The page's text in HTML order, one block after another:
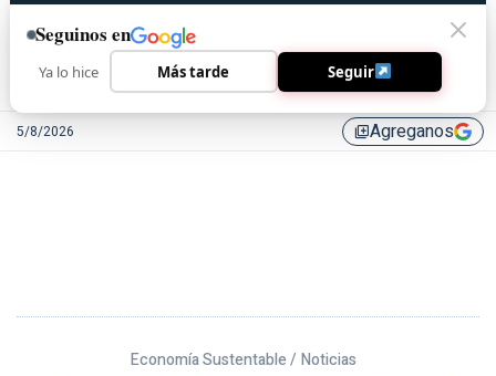
5/8/2026 library_addAgreganos
Economía Sustentable / Noticias
Seguinos en
Ya lo hice Más tarde Seguir